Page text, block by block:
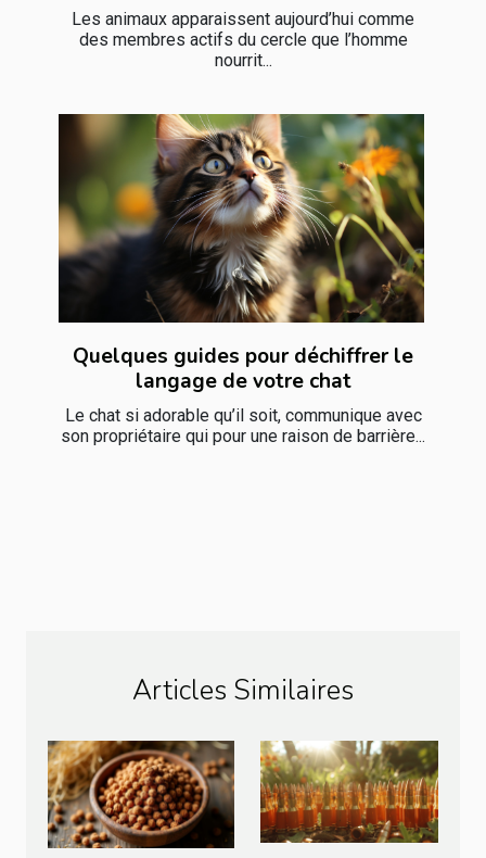
Les animaux apparaissent aujourd’hui comme
des membres actifs du cercle que l’homme
nourrit...
Quelques guides pour déchiffrer le
langage de votre chat
Le chat si adorable qu’il soit, communique avec
son propriétaire qui pour une raison de barrière...
Articles Similaires